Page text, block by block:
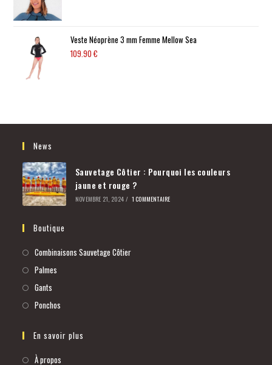
Veste Néoprène 3 mm Femme Mellow Sea
109.90€
News
Sauvetage Côtier : Pourquoi les couleurs
jaune et rouge ?
NOVEMBRE 21, 2024 / 1 COMMENTAIRE
Boutique
Combinaisons Sauvetage Côtier
Palmes
Gants
Ponchos
En savoir plus
À propos